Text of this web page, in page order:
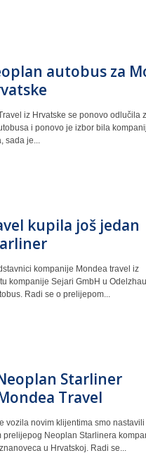
autobus za
iz Hrvatske se ponovo odlučila
i ponovo je izbor bila
sada je...
kupila još jedan
kompanije Mondea travel iz
kompanije Sejari GmbH u
Radi se o prelijepom...
Starliner
Travel
vozila novim klijentima smo nastavili
prelijepog Neoplan Starlinera
u Hrvatskoj. Radi se...